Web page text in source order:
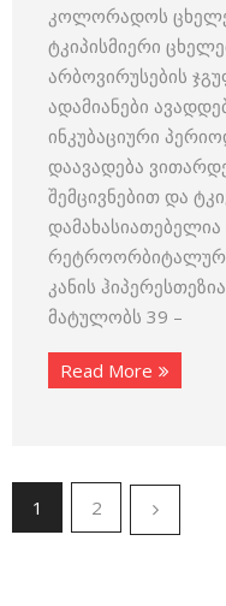
კოლორადოს
ტკიპისმიერი
არბოვირუსების
ადამიანები
ინკუბაციური
დაავადება
შემცივნებით და
კანის
მატულობს 39 –
Read More
1 2